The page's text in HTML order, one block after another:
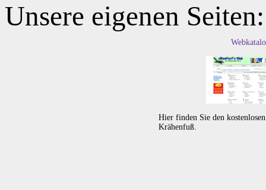
Unsere eigenen Seiten:
Hier finden Sie den
Krähenfuß.